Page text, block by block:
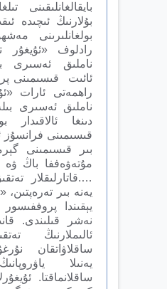
بايقالغانلىقىنى
بۇلارنىڭ ئىچىدە
بولغانلىرىنى
رادلوف «ئۇيغۇر
ناملىق ئەسىرى
ئائىت قىسىمىنى
راھمەتى ئارات
ناملىق ئەسىرى
دىنغا ئالاقىدار
قىسىمىنى فرانسۇز
بىر قىسىمىنى
مۇتەۋەففا باڭ
….قاتارلىقلار
يەنە بىر
يېقىندا پروففىسور
نەشر قىلىندى.
ئالىملارنىڭ
ساقلاۋاتقان
يەنىلا
ساقلانماقتا.